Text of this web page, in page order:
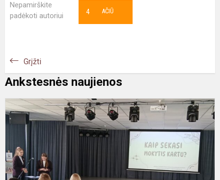
Nepamirškite
padėkoti autoriui
AČIŪ
4
Grįžti
Ankstesnės naujienos